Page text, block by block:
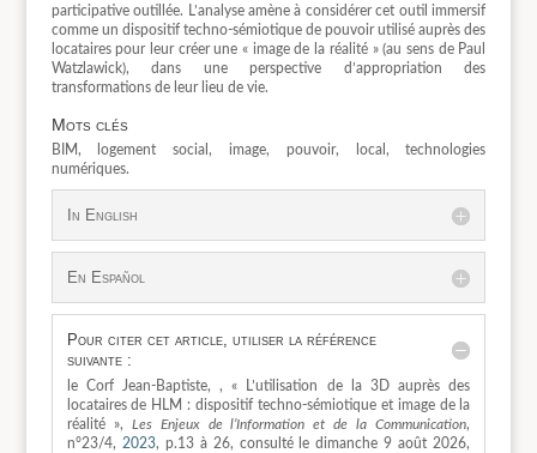
participative outillée. L’analyse amène à considérer cet outil immersif
comme un dispositif techno-sémiotique de pouvoir utilisé auprès des
locataires pour leur créer une « image de la réalité » (au sens de Paul
Watzlawick), dans une perspective d’appropriation des
transformations de leur lieu de vie.
Mots clés
BIM, logement social, image, pouvoir, local, technologies
numériques.
In English
En Español
Pour citer cet article, utiliser la référence
suivante :
le Corf Jean-Baptiste, , « L’utilisation de la 3D auprès des
locataires de HLM : dispositif techno-sémiotique et image de la
réalité », Les Enjeux de l’Information et de la Communication,
n°23/4, 2023, p.13 à 26, consulté le dimanche 9 août 2026,